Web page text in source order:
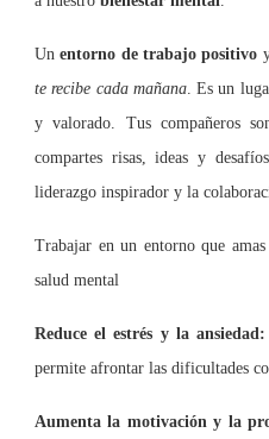
Unentorno de trabajo positivo
te recibe cada mañana. Es un
y valorado. Tus compañeros
compartes risas, ideas y
liderazgo inspirador y la
Trabajar en un entorno que amas
salud mental
Reduce el estrés y la ansiedad:
permite afrontar las dificultades
Aumenta la motivación y la